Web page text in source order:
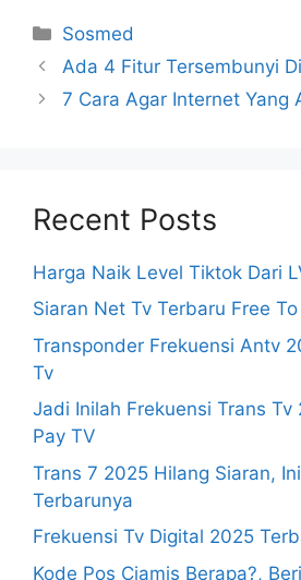
Categories
Sosmed
Ada 4 Fitur Tersembunyi
7 Cara Agar Internet Yang
Recent Posts
Harga Naik Level Tiktok Dari
Siaran Net Tv Terbaru Free
Transponder Frekuensi Antv
Tv
Jadi Inilah Frekuensi Trans Tv
Pay TV
Trans 7 2025 Hilang Siaran,
Terbarunya
Frekuensi Tv Digital 2025
Kode Pos Ciamis Berapa?,